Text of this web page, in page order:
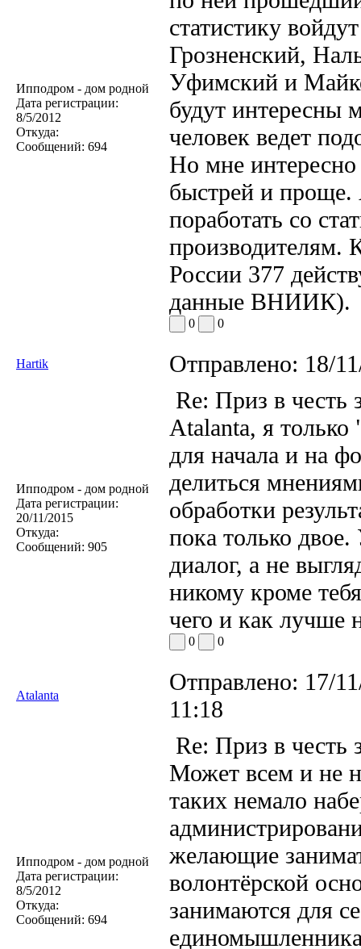
Ипподром - дом родной
Дата регистрации:
8/5/2012
Откуда:
Сообщений: 694
статистику
Грозненский,
Уфимский и
будут интересны
человек ведет
Но мне интересно
быстрей и проще.
поработать со
производителям.
России 377
данные ВНИИК).
0 0
Hartik Отправлено: 18/
Ипподром - дом родной
Дата регистрации:
20/11/2015
Откуда:
Сообщений: 905
Re: Приз в честь
Atalanta, я
для начала и на
делиться
обработки
пока только
диалог, а не
никому кроме
чего и как лучше
0 0
Atalanta
Отправлено: 17/
11:18
Ипподром - дом родной
Дата регистрации:
8/5/2012
Откуда:
Сообщений: 694
Re: Приз в честь
Может всем и не
таких немало
желающие
волонтёрской
занимаются для